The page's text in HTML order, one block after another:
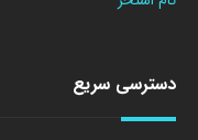
دسترسی سریع